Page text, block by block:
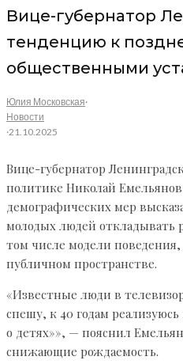
Вице-губернатор
тенденцию к
общественными
Юлия Московская·
Новости
·21.10.2025
Вице-губернатор
политике Николай
демографических мер
молодых людей откладывать
том числе модели
публичном пространстве.
«Известные люди в
спешу, к 40 годам
о детях»», — пояснил
снижающие рождаемость.